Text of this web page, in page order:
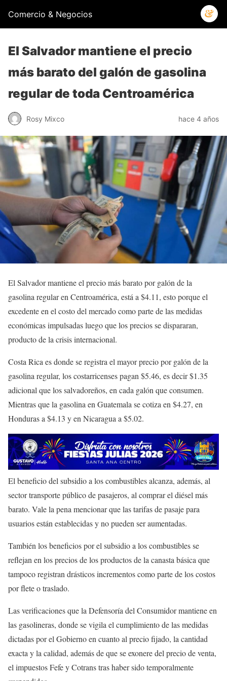
Comercio & Negocios
El Salvador mantiene el precio
más barato del galón de gasolina
regular de toda Centroamérica
Rosy Mixco hace 4 años
El Salvador mantiene el precio más barato por galón de la
gasolina regular en Centroamérica, está a $4.11, esto porque el
excedente en el costo del mercado como parte de las medidas
económicas impulsadas luego que los precios se dispararan,
producto de la crisis internacional.
Costa Rica es donde se registra el mayor precio por galón de la
gasolina regular, los costarricenses pagan $5.46, es decir $1.35
adicional que los salvadoreños, en cada galón que consumen.
Mientras que la gasolina en Guatemala se cotiza en $4.27, en
Honduras a $4.13 y en Nicaragua a $5.02.
El beneficio del subsidio a los combustibles alcanza, además, al
sector transporte público de pasajeros, al comprar el diésel más
barato. Vale la pena mencionar que las tarifas de pasaje para
usuarios están establecidas y no pueden ser aumentadas.
También los beneficios por el subsidio a los combustibles se
reflejan en los precios de los productos de la canasta básica que
tampoco registran drásticos incrementos como parte de los costos
por flete o traslado.
Las verificaciones que la Defensoría del Consumidor mantiene en
las gasolineras, donde se vigila el cumplimiento de las medidas
dictadas por el Gobierno en cuanto al precio fijado, la cantidad
exacta y la calidad, además de que se exonere del precio de venta,
el impuestos Fefe y Cotrans tras haber sido temporalmente